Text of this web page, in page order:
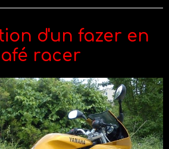
d'un fazer en
racer